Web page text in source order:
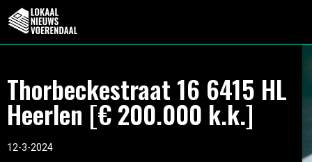
Thorbeckestraat 16 6415 HL
Heerlen [€ 200.000 k.k.]
12-3-2024